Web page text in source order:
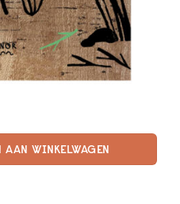
AAN WINKELWAGEN